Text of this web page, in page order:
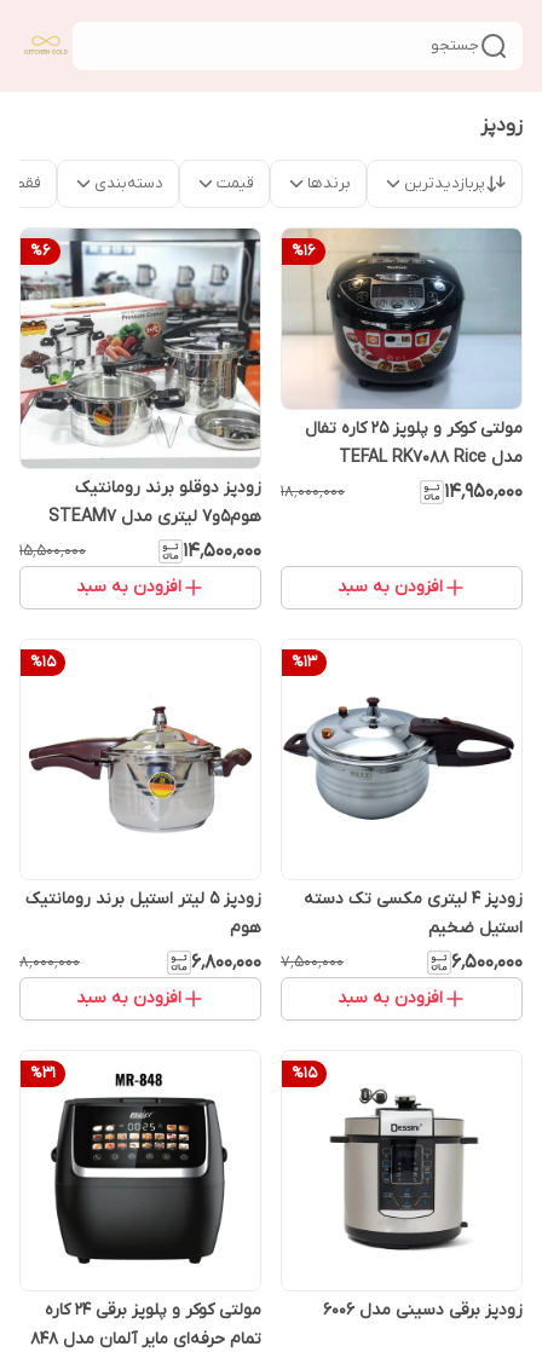
جستجو
زودپز
پربازدیدترین برندها قیمت دسته‌بندی فقط
%16
مولتی کوکر و پلوپز 25 کاره تفال
مدل TEFAL RK7088 Rice
Cooker
۱۴٬۹۵۰٬۰۰۰ ۱۸٬۰۰۰٬۰۰۰
افزودن به سبد
%6
زودپز دوقلو برند رومانتیک
هوم5و7 لیتری مدل STEAM7
۱۴٬۵۰۰٬۰۰۰ ۱۵٬۵۰۰٬۰۰۰
افزودن به سبد
%13
زودپز 4 لیتری مکسی تک دسته
استیل ضخیم
۶٬۵۰۰٬۰۰۰ ۷٬۵۰۰٬۰۰۰
افزودن به سبد
%15
زودپز 5 لیتر استیل برند رومانتیک
هوم
۶٬۸۰۰٬۰۰۰ ۸٬۰۰۰٬۰۰۰
افزودن به سبد
%15
زودپز برقی دسینی مدل 6006
%31
مولتی کوکر و پلوپز برقی 24 کاره
تمام حرفه‌ای مایر آلمان مدل 848